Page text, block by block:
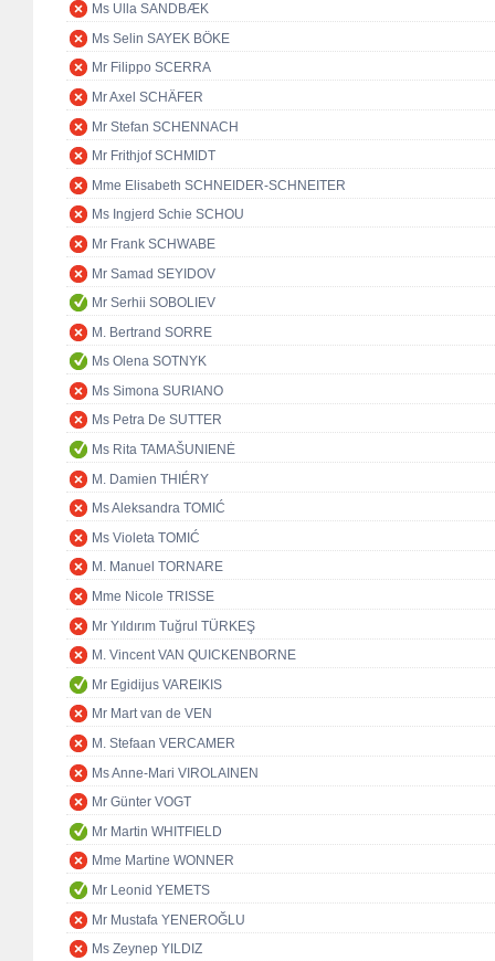
Ms Ulla SANDBÆK
Ms Selin SAYEK BÖKE
Mr Filippo SCERRA
Mr Axel SCHÄFER
Mr Stefan SCHENNACH
Mr Frithjof SCHMIDT
Mme Elisabeth SCHNEIDER-SCHNEITER
Ms Ingjerd Schie SCHOU
Mr Frank SCHWABE
Mr Samad SEYIDOV
Mr Serhii SOBOLIEV
M. Bertrand SORRE
Ms Olena SOTNYK
Ms Simona SURIANO
Ms Petra De SUTTER
Ms Rita TAMAŠUNIENĖ
M. Damien THIÉRY
Ms Aleksandra TOMIĆ
Ms Violeta TOMIĆ
M. Manuel TORNARE
Mme Nicole TRISSE
Mr Yıldırım Tuğrul TÜRKEŞ
M. Vincent VAN QUICKENBORNE
Mr Egidijus VAREIKIS
Mr Mart van de VEN
M. Stefaan VERCAMER
Ms Anne-Mari VIROLAINEN
Mr Günter VOGT
Mr Martin WHITFIELD
Mme Martine WONNER
Mr Leonid YEMETS
Mr Mustafa YENEROĞLU
Ms Zeynep YILDIZ